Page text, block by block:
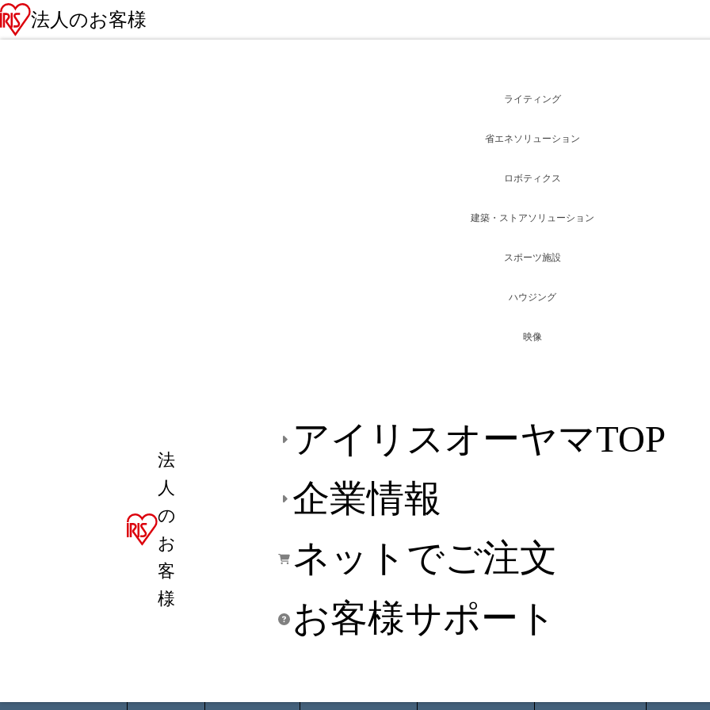
法人のお客様
法
人
の
お
客
様
アイリスオーヤマTOP
企業情報
ネットでご注文
お客様サポート
ライティング
省エネソリューション
ロボティクス
建築・ストアソリューション
スポーツ施設
ハウジング
映像